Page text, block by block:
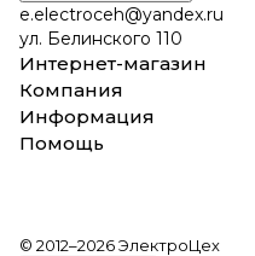
e.electroceh@yandex.ru
ул. Белинского 110
Интернет-магазин
Компания
Информация
Помощь
© 2012–2026 ЭлектроЦех